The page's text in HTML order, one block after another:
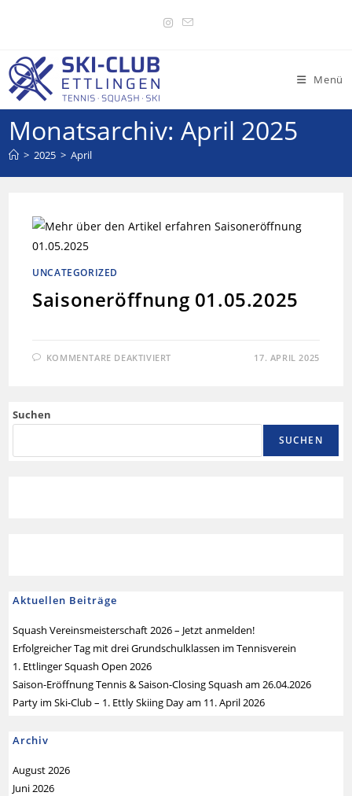
Menü
Monatsarchiv: April 2025
> 2025 > April
UNCATEGORIZED
Saisoneröffnung 01.05.2025
KOMMENTARE DEAKTIVIERT 17. APRIL 2025
Suchen
SUCHEN
Aktuellen Beiträge
Squash Vereinsmeisterschaft 2026 – Jetzt anmelden!
Erfolgreicher Tag mit drei Grundschulklassen im Tennisverein
1. Ettlinger Squash Open 2026
Saison-Eröffnung Tennis & Saison-Closing Squash am 26.04.2026
Party im Ski-Club – 1. Ettly Skiing Day am 11. April 2026
Archiv
August 2026
Juni 2026